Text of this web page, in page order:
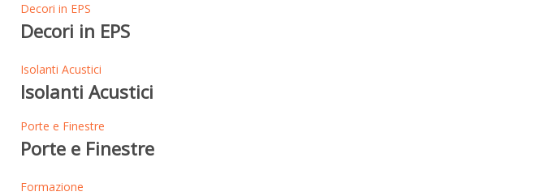
Decori in EPS
Decori in EPS
Isolanti Acustici
Isolanti Acustici
Porte e Finestre
Porte e Finestre
Formazione